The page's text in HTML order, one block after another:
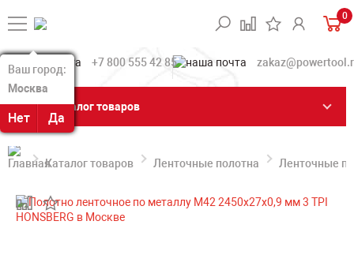
Ваш город:
Москва
Нет Да
Ваш город:
Москва
Нет Да
0
+7 800 555 42 85
Каталог товаров
Каталог товаров Ленточные полотна Ленточные